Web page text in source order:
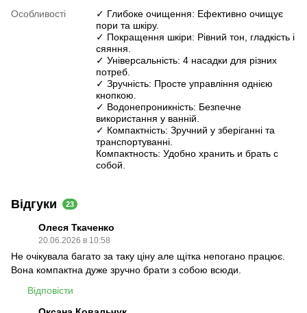
Особливості
✓ Глибоке очищення: Ефективно очищує
пори та шкіру.
✓ Покращення шкіри: Рівний тон, гладкість і
сяяння.
✓ Універсальність: 4 насадки для різних
потреб.
✓ Зручність: Просте управління однією
кнопкою.
✓ Водонепроникність: Безпечне
використання у ванній.
✓ Компактність: Зручний у зберіганні та
транспортуванні.
Компактность: Удобно хранить и брать с
собой.
Відгуки 23
Олеся Ткаченко
20.06.2026 в 10:58
Не очікувала багато за таку ціну але щітка непогано працює.
Вона компактна дуже зручно брати з собою всюди.
Відповісти